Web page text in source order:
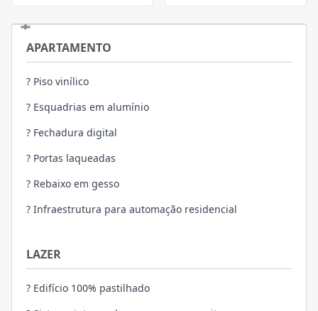
APARTAMENTO
? Piso vinílico
? Esquadrias em alumínio
? Fechadura digital
? Portas laqueadas
? Rebaixo em gesso
? Infraestrutura para automação residencial
LAZER
? Edifício 100% pastilhado